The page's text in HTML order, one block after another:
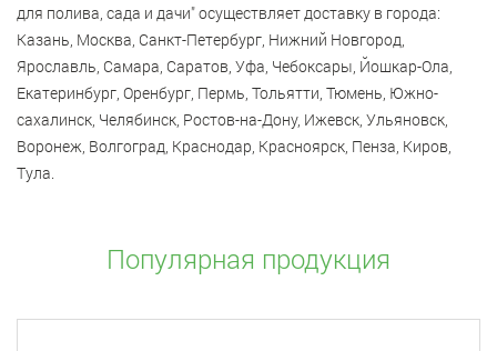
для полива, сада и дачи" осуществляет доставку в города:
Казань, Москва, Санкт-Петербург, Нижний Новгород,
Ярославль, Самара, Саратов, Уфа, Чебоксары, Йошкар-Ола,
Екатеринбург, Оренбург, Пермь, Тольятти, Тюмень, Южно-
сахалинск, Челябинск, Ростов-на-Дону, Ижевск, Ульяновск,
Воронеж, Волгоград, Краснодар, Красноярск, Пенза, Киров,
Тула.
Популярная продукция